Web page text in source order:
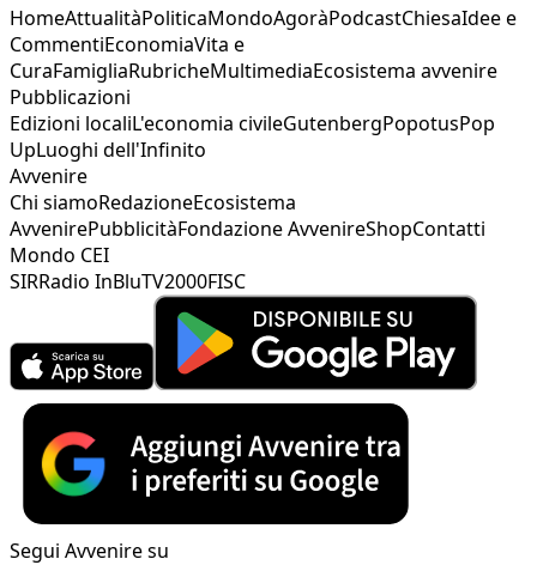
HomeAttualitàPoliticaMondoAgoràPodcastChiesaIdee e
CommentiEconomiaVita e
CuraFamigliaRubricheMultimediaEcosistema avvenire
Pubblicazioni
Edizioni localiL'economia civileGutenbergPopotusPop
UpLuoghi dell'Infinito
Avvenire
Chi siamoRedazioneEcosistema
AvvenirePubblicitàFondazione AvvenireShopContatti
Mondo CEI
SIRRadio InBluTV2000FISC
Segui Avvenire su